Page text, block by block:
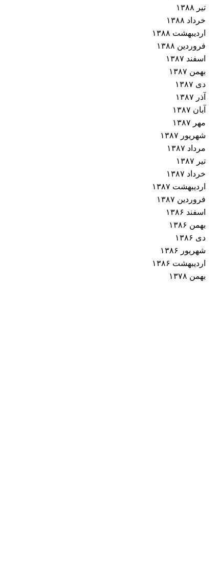
تیر ۱۳۸۸
خرداد ۱۳۸۸
اردیبهشت ۱۳۸۸
فروردین ۱۳۸۸
اسفند ۱۳۸۷
بهمن ۱۳۸۷
دی ۱۳۸۷
آذر ۱۳۸۷
آبان ۱۳۸۷
مهر ۱۳۸۷
شهریور ۱۳۸۷
مرداد ۱۳۸۷
تیر ۱۳۸۷
خرداد ۱۳۸۷
اردیبهشت ۱۳۸۷
فروردین ۱۳۸۷
اسفند ۱۳۸۶
بهمن ۱۳۸۶
دی ۱۳۸۶
شهریور ۱۳۸۶
اردیبهشت ۱۳۸۶
بهمن ۱۳۷۸